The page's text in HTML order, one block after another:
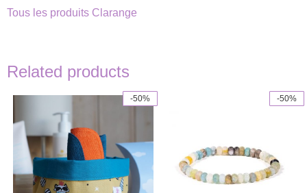
Tous les produits Clarange
Related products
-50%
has
multiple
variants.
The
options
may
-50%